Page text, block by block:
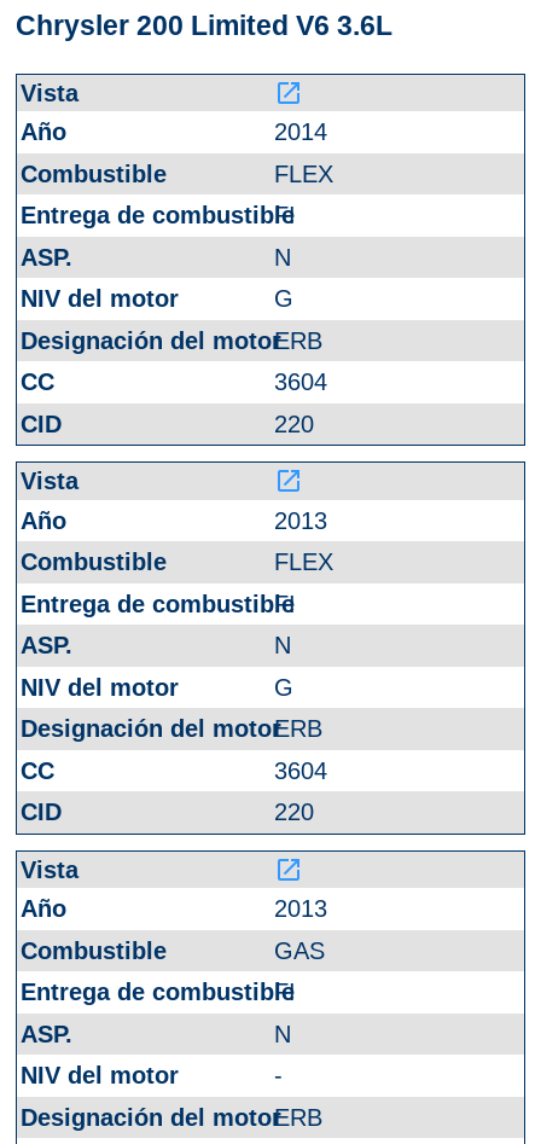
Chrysler 200 Limited V6 3.6L
launch
2014
FLEX
FI
N
G
ERB
3604
220
launch
2013
FLEX
FI
N
G
ERB
3604
220
launch
2013
GAS
FI
N
-
ERB